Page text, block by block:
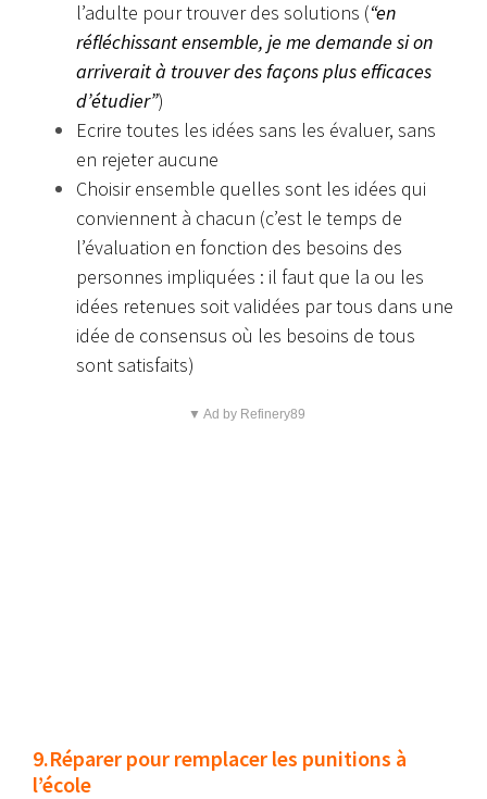
l’adulte pour trouver des solutions (“en
réfléchissant ensemble, je me demande si on
arriverait à trouver des façons plus efficaces
d’étudier”)
Ecrire toutes les idées sans les évaluer, sans
en rejeter aucune
Choisir ensemble quelles sont les idées qui
conviennent à chacun (c’est le temps de
l’évaluation en fonction des besoins des
personnes impliquées : il faut que la ou les
idées retenues soit validées par tous dans une
idée de consensus où les besoins de tous
sont satisfaits)
▼ Ad by Refinery89
9.Réparer pour remplacer les punitions à
l’école